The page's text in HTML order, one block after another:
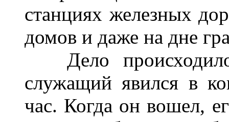
станциях железных
домов и даже на дне
Дело
служащий явился в
час. Когда он вошел,